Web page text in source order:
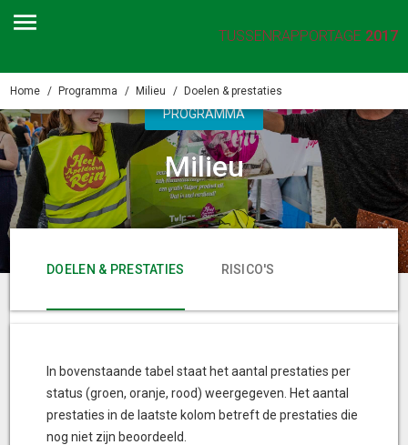
TUSSENRAPPORTAGE 2017
Home Programma Milieu Doelen & prestaties
PROGRAMMA
Milieu
DOELEN & PRESTATIES RISICO'S
In bovenstaande tabel staat het aantal prestaties per
status (groen, oranje, rood) weergegeven. Het aantal
prestaties in de laatste kolom betreft de prestaties die
nog niet zijn beoordeeld.